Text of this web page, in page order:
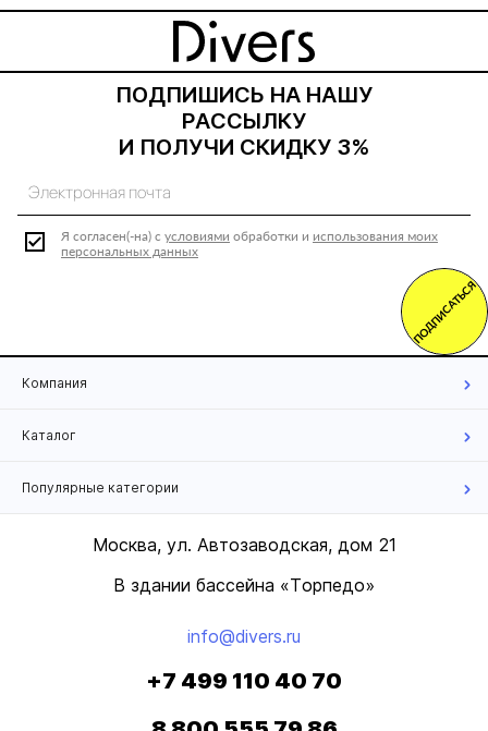
ПОДПИШИСЬ НА НАШУ
РАССЫЛКУ
И ПОЛУЧИ СКИДКУ 3%
Я согласен(-на) с условиями обработки и использования моих
персональных данных
ПОДПИСАТЬСЯ
Компания
Каталог
Популярные категории
Москва, ул. Автозаводская, дом 21
В здании бассейна «Торпедо»
info@divers.ru
+7 499 110 40 70